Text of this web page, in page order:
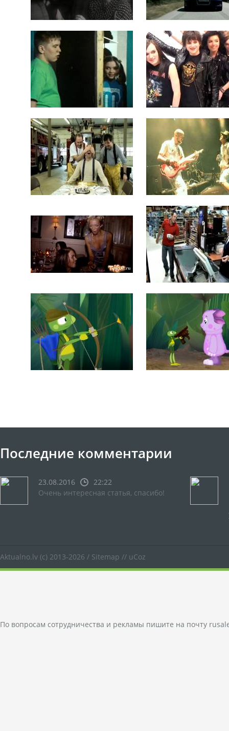
Последние комментарии
23.08.2016
22:22
Очень интересная статья, спасибо!
Aktualno.lv (c) 2013-2026 / Sitemap // uCoz
По вопросам сотрудничества и рекламы пишите на почту